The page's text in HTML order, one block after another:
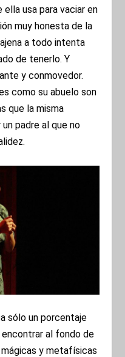
usa para vaciar en
muy honesta de la
a todo intenta
de tenerlo. Y
y conmovedor.
como su abuelo son
que la misma
padre al que no
sólo un porcentaje
encontrar al fondo de
y metafísicas